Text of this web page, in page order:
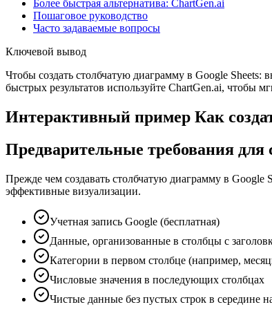
Более быстрая альтернатива: ChartGen.ai
Пошаговое руководство
Часто задаваемые вопросы
Ключевой вывод
Чтобы создать столбчатую диаграмму в Google
быстрых результатов используйте ChartGen.ai, чтобы
Интерактивный пример Как
Предварительные требования для
Прежде чем создавать столбчатую диаграмму в
эффективные визуализации.
Учетная запись Google (бесплатная)
Данные, организованные в столбцы с
Категории в первом столбце (например,
Числовые значения в последующих столбцах
Чистые данные без пустых строк в середине